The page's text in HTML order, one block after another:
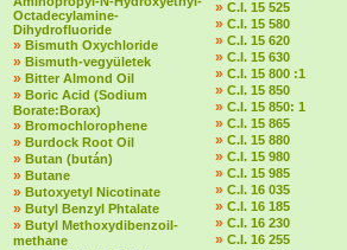
Octadecylamine-
Dihydrofluoride
» Bismuth Oxychloride
» Bismuth-vegyületek
» Bitter Almond Oil
» Boric Acid (Sodium
Borate:Borax)
» Bromochlorophene
» Burdock Root Oil
» Butan (bután)
» Butane
» Butoxyetyl Nicotinate
» Butyl Benzyl Phtalate
» Butyl Methoxydibenzoil-
methane
» C.I. 15 525
» C.I. 15 580
» C.I. 15 620
» C.I. 15 630
» C.I. 15 800 :1
» C.I. 15 850
» C.I. 15 850: 1
» C.I. 15 865
» C.I. 15 880
» C.I. 15 980
» C.I. 15 985
» C.I. 16 035
» C.I. 16 185
» C.I. 16 230
» C.I. 16 255